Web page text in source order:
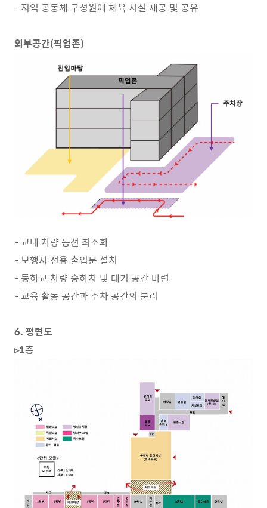
- 지역 공동체 구성원에 체육 시설 제공 및 공유
외부공간(픽업존)
- 교내 차량 동선 최소화
- 보행자 전용 출입문 설치
- 등하교 차량 승하차 및 대기 공간 마련
- 교육 활동 공간과 주차 공간의 분리
6. 평면도
▹1층